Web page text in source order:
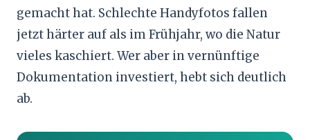
gemacht hat. Schlechte Handyfotos fallen
jetzt härter auf als im Frühjahr, wo die Natur
vieles kaschiert. Wer aber in vernünftige
Dokumentation investiert, hebt sich deutlich
ab.